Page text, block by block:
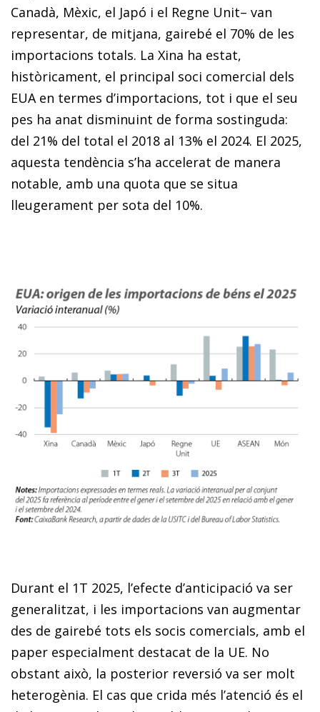
Canadà, Mèxic, el Japó i el Regne Unit– van
representar, de mitjana, gairebé el 70% de les
importacions totals. La Xina ha estat,
històricament, el principal soci comercial dels
EUA en termes d’importacions, tot i que el seu
pes ha anat disminuint de forma sostinguda:
del 21% del total el 2018 al 13% el 2024. El 2025,
aquesta tendència s’ha accelerat de manera
notable, amb una quota que se situa
lleugerament per sota del 10%.
Durant el 1T 2025, l’efecte d’anticipació va ser
generalitzat, i les importacions van augmentar
des de gairebé tots els socis comercials, amb el
paper especialment destacat de la UE. No
obstant això, la posterior reversió va ser molt
heterogènia. El cas que crida més l’atenció és el